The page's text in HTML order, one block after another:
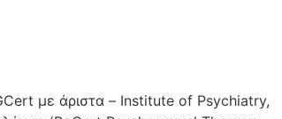
με άριστα – Institute of Psychiatry,